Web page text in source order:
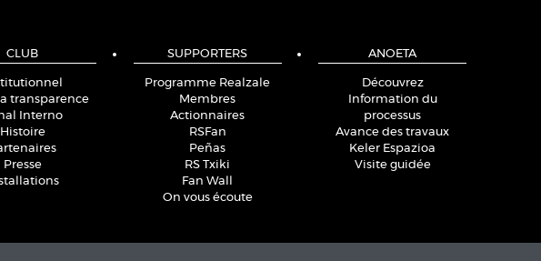
CLUB
transparence
Interno
Histoire
Presse
SUPPORTERS
Programme Realzale
Membres
Actionnaires
RSFan
Peñas
RS Txiki
Fan Wall
On vous écoute
ANOETA
Découvrez
Information du
processus
Avance des travaux
Keler Espazioa
Visite guidée